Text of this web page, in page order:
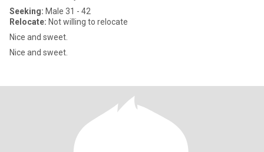
Seeking: Male 31 - 42
Relocate: Not willing to relocate
Nice and sweet.
Nice and sweet.